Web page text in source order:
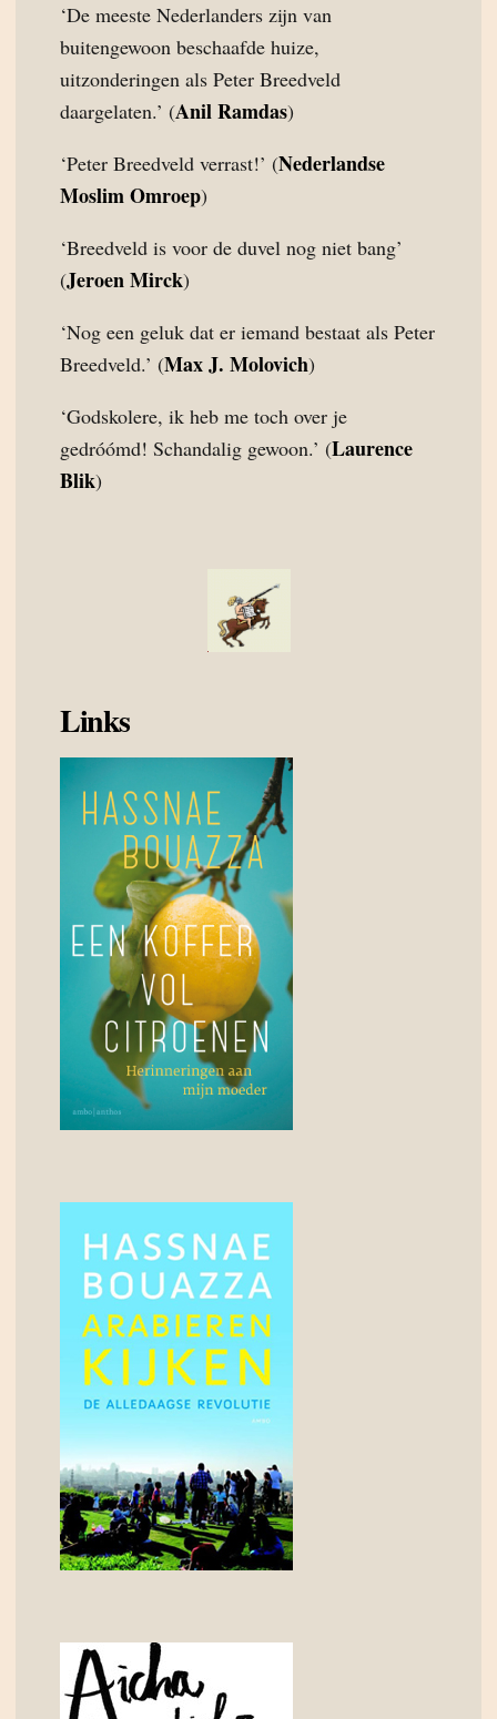
‘De meeste Nederlanders zijn van
buitengewoon beschaafde huize,
uitzonderingen als Peter Breedveld
daargelaten.’ (Anil Ramdas)
‘Peter Breedveld verrast!’ (Nederlandse
Moslim Omroep)
‘Breedveld is voor de duvel nog niet bang’
(Jeroen Mirck)
‘Nog een geluk dat er iemand bestaat als Peter
Breedveld.’ (Max J. Molovich)
‘Godskolere, ik heb me toch over je
gedróómd! Schandalig gewoon.’ (Laurence
Blik)
Links